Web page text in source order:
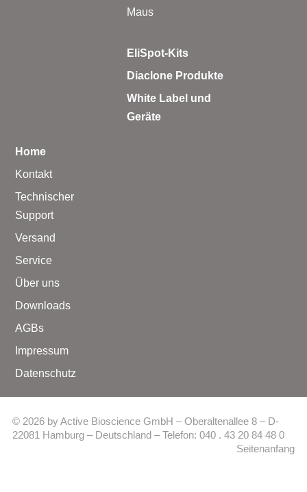
Maus
EliSpot-Kits
Diaclone Produkte
White Label und
Geräte
Home
Kontakt
Technischer
Support
Versand
Service
Über uns
Downloads
AGBs
Impressum
Datenschutz
© 2026 by Active Bioscience GmbH – Oberaltenallee 8 – D-
22081 Hamburg – Deutschland – Telefon: 040 . 43 20 84 48 0
Seitenanfang